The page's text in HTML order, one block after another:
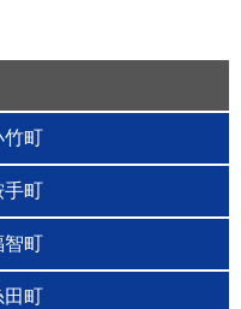
町
町
町
町